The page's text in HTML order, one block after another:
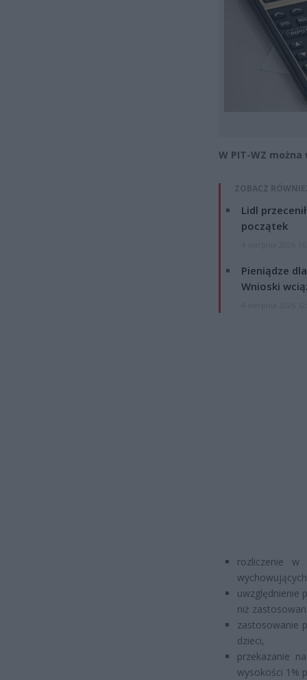
W PIT-WZ
ZOBACZ
Lidl
początek
Pieniądze
Wnioski
rozliczenie w
uwzględnienie
niż
zastosowanie
dzieci,
przekazanie
wysokości 1%